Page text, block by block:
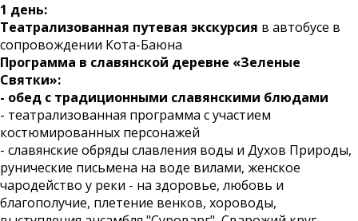
1 день:
Театрализованная путевая экскурсия в автобусе в
сопровождении Кота-Баюна
Программа в славянской деревне «Зеленые
Святки»:
- обед с традиционными славянскими блюдами
- театрализованная программа с участием
костюмированных персонажей
- славянские обряды славления воды и Духов Природы,
рунические письмена на воде вилами, женское
чародейство у реки - на здоровье, любовь и
благополучие, плетение венков, хороводы,